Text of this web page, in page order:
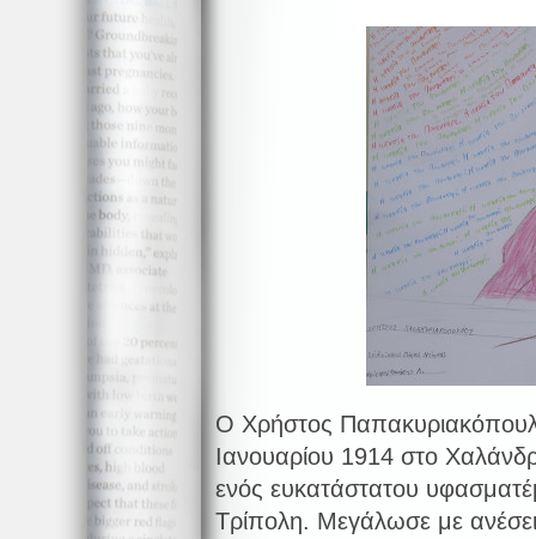
Ο Χρήστος
Ιανουαρίου 1914 στο
ενός ευκατάστατου
Τρίπολη. Μεγάλωσε με